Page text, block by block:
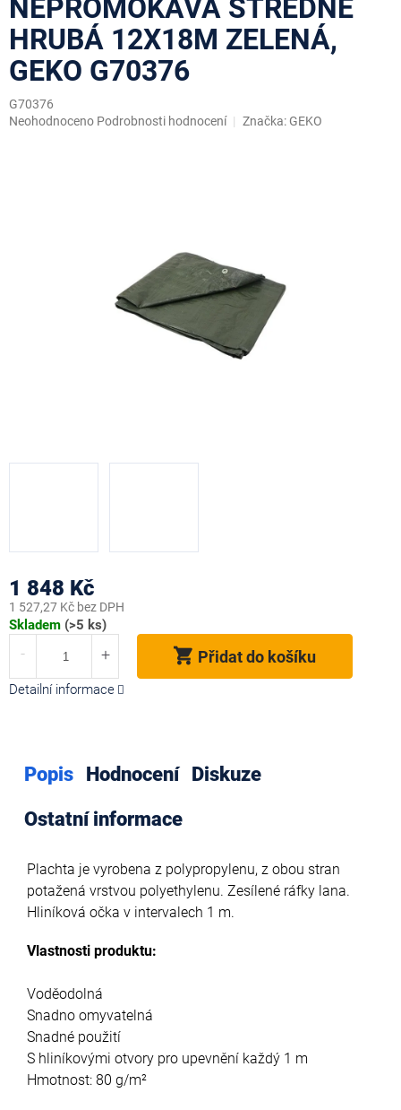
NEPROMOKAVÁ STŘEDNĚ
HRUBÁ 12X18M ZELENÁ,
GEKO G70376
G70376
Průměrné
Neohodnoceno Podrobnosti hodnocení Značka: GEKO
1 848 Kč
1 527,27 Kč bez DPH
Měrná
Skladem (>5 ks)
Přidat do košíku
Detailní informace
Popis Hodnocení
Diskuze
Ostatní informace
Plachta je vyrobena z polypropylenu, z obou stran
potažená vrstvou polyethylenu. Zesílené ráfky lana.
Hliníková očka v intervalech 1 m.
Vlastnosti produktu:
Voděodolná
Snadno omyvatelná
Snadné použití
S hliníkovými otvory pro upevnění každý 1 m
Hmotnost: 80 g/m²